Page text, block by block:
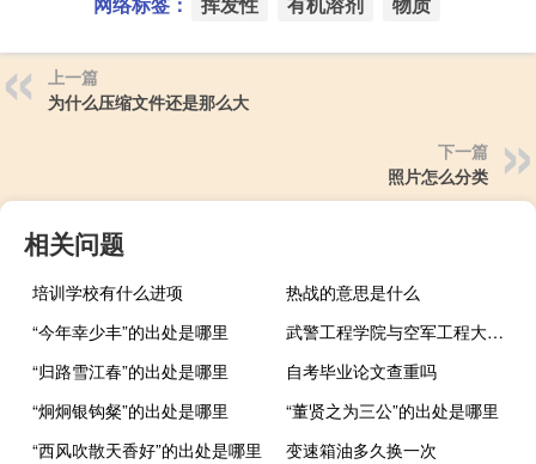
上一篇
为什么压缩文件还是那么大
下一篇
照片怎么分类
相关问题
培训学校有什么进项
热战的意思是什么
“今年幸少丰”的出处是哪里
武警工程学院与空军工程大学(西安)哪个好一些 中国人民武装警察部队工程大学
“归路雪江春”的出处是哪里
自考毕业论文查重吗
“炯炯银钩粲”的出处是哪里
“董贤之为三公”的出处是哪里
“西风吹散天香好”的出处是哪里
变速箱油多久换一次